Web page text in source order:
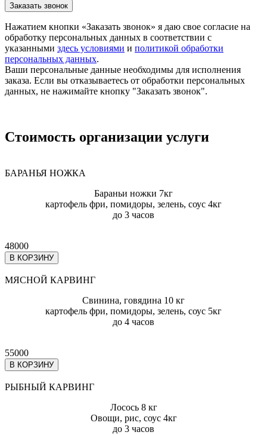
Заказать звонок
Нажатием кнопки «Заказать звонок» я даю свое согласие на
обработку персональных данных в соответствии с
указанными здесь условиями и политикой обработки
персональных данных.
Ваши персональные данные необходимы для исполнения
заказа. Если вы отказываетесь от обработки персональных
данных, не нажимайте кнопку "Заказать звонок".
Стоимость организации услуги
БАРАНЬЯ НОЖКА
Бараньи ножки 7кг
картофель фри, помидоры, зелень, соус 4кг
до 3 часов
48000
В КОРЗИНУ
МЯСНОЙ КАРВИНГ
Свинина, говядина 10 кг
картофель фри, помидоры, зелень, соус 5кг
до 4 часов
55000
В КОРЗИНУ
РЫБНЫЙ КАРВИНГ
Лосось 8 кг
Овощи, рис, соус 4кг
до 3 часов